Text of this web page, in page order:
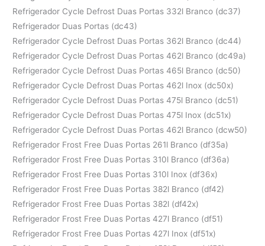
Refrigerador Cycle Defrost Duas Portas 332l Branco (dc37)
Refrigerador Duas Portas (dc43)
Refrigerador Cycle Defrost Duas Portas 362l Branco (dc44)
Refrigerador Cycle Defrost Duas Portas 462l Branco (dc49a)
Refrigerador Cycle Defrost Duas Portas 465l Branco (dc50)
Refrigerador Cycle Defrost Duas Portas 462l Inox (dc50x)
Refrigerador Cycle Defrost Duas Portas 475l Branco (dc51)
Refrigerador Cycle Defrost Duas Portas 475l Inox (dc51x)
Refrigerador Cycle Defrost Duas Portas 462l Branco (dcw50)
Refrigerador Frost Free Duas Portas 261l Branco (df35a)
Refrigerador Frost Free Duas Portas 310l Branco (df36a)
Refrigerador Frost Free Duas Portas 310l Inox (df36x)
Refrigerador Frost Free Duas Portas 382l Branco (df42)
Refrigerador Frost Free Duas Portas 382l (df42x)
Refrigerador Frost Free Duas Portas 427l Branco (df51)
Refrigerador Frost Free Duas Portas 427l Inox (df51x)